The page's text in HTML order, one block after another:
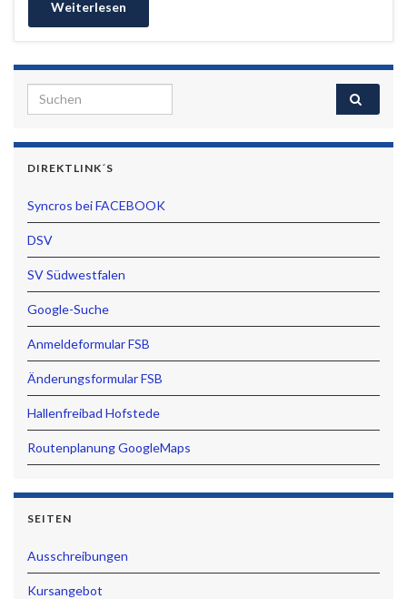
Weiterlesen
Search for:
DIREKTLINK´S
Syncros bei FACEBOOK
DSV
SV Südwestfalen
Google-Suche
Anmeldeformular FSB
Änderungsformular FSB
Hallenfreibad Hofstede
Routenplanung GoogleMaps
SEITEN
Ausschreibungen
Kursangebot